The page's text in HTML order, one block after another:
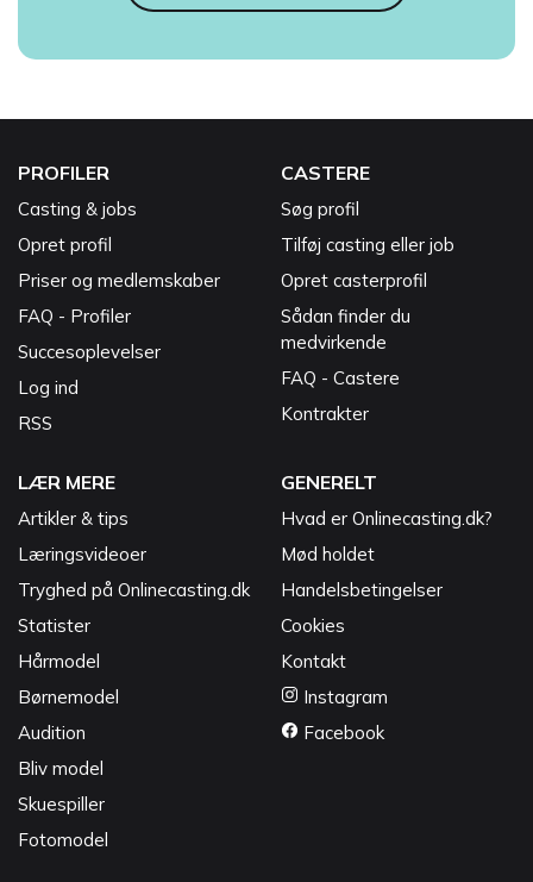
PROFILER
Casting & jobs
Opret profil
Priser og medlemskaber
FAQ - Profiler
Succesoplevelser
Log ind
RSS
CASTERE
Søg profil
Tilføj casting eller job
Opret casterprofil
Sådan finder du
medvirkende
FAQ - Castere
Kontrakter
LÆR MERE
Artikler & tips
Læringsvideoer
Tryghed på Onlinecasting.dk
Statister
Hårmodel
Børnemodel
Audition
Bliv model
Skuespiller
Fotomodel
GENERELT
Hvad er Onlinecasting.dk?
Mød holdet
Handelsbetingelser
Cookies
Kontakt
Instagram
Facebook